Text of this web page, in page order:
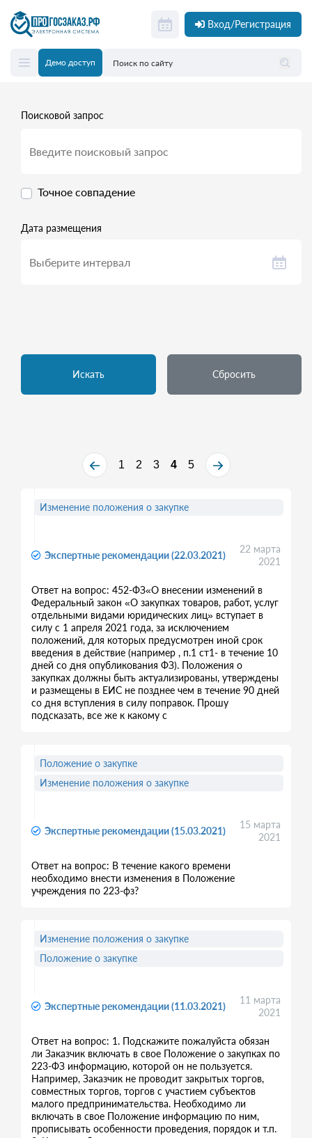
Вход/Регистрация
Демо доступ
Поисковой запрос
Точное совпадение
Дата размещения
Искать Сбросить
1 2 3 4 5
Экспертные рекомендации (22.03.2021)
22 марта
2021
Ответ на вопрос: 452-ФЗ«О внесении изменений в
Федеральный закон «О закупках товаров, работ, услуг
отдельными видами юридических лиц» вступает в
силу с 1 апреля 2021 года, за исключением
положений, для которых предусмотрен иной срок
введения в действие (например , п.1 ст1- в течение 10
дней со дня опубликования ФЗ). Положения о
закупках должны быть актуализированы, утверждены
и размещены в ЕИС не позднее чем в течение 90 дней
со дня вступления в силу поправок. Прошу
подсказать, все же к какому с
Изменение положения о закупке
Экспертные рекомендации (15.03.2021)
15 марта
2021
Ответ на вопрос: В течение какого времени
необходимо внести изменения в Положение
учреждения по 223-фз?
Положение о закупке
Изменение положения о закупке
Экспертные рекомендации (11.03.2021)
11 марта
2021
Ответ на вопрос: 1. Подскажите пожалуйста обязан
ли Заказчик включать в свое Положение о закупках по
223-ФЗ информацию, которой он не пользуется.
Например, Заказчик не проводит закрытых торгов,
совместных торгов, торгов с участием субъектов
малого предпринимательства. Необходимо ли
включать в свое Положение информацию по ним,
прописывать особенности проведения, порядок и т.п.
Изменение положения о закупке
Положение о закупке